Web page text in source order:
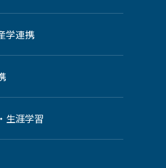
学連携
生涯学習